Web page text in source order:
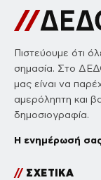
Πιστεύουμε ότι
σημασία. Στο
μας είναι να
αμερόληπτη και
δημοσιογραφία.
Η ενημέρωσή
//ΣΧΕΤΙΚΑ